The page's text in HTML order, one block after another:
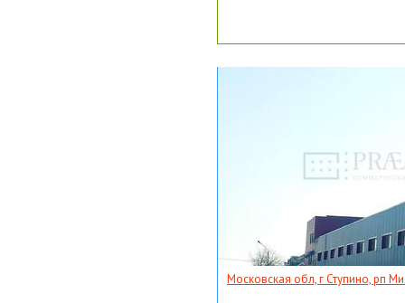
Московская обл, г Ступино, рп